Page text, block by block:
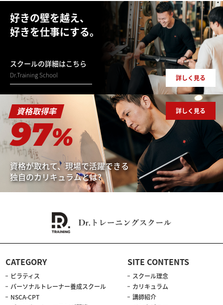
好きの壁を越え、
好きを仕事にする。
スクールの詳細はこちら
Dr.Training School 詳しく見る
資格取得率
97%
資格が取れて、現場で活躍できる
独自のカリキュラムとは?
詳しく見る
CATEGORY
ピラティス
パーソナルトレーナー養成スクール
NSCA-CPT
SITE CONTENTS
スクール理念
カリキュラム
講師紹介